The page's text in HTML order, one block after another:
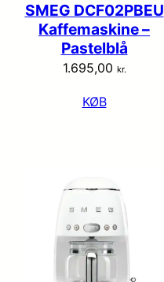
SMEG DCF02PBEU
Kaffemaskine –
Pastelblå
1.695,00 kr.
KØB